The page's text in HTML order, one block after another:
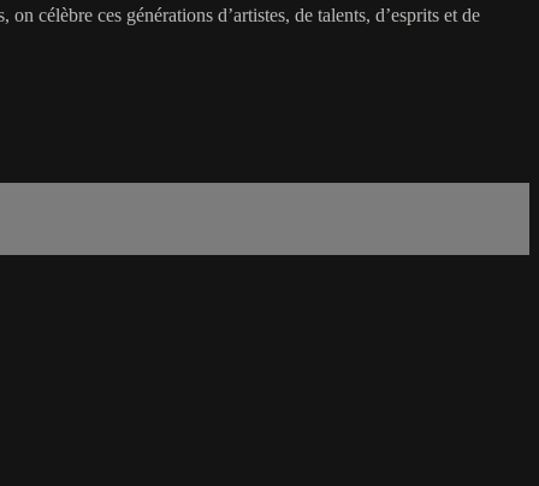
célèbre ces générations d’artistes, de talents, d’esprits et de